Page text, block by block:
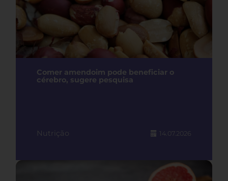
Comer amendoim pode beneficiar o
cérebro, sugere pesquisa
Nutrição 14.07.2026